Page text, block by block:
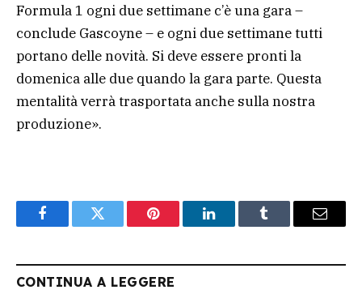
Formula 1 ogni due settimane c’è una gara –
conclude Gascoyne – e ogni due settimane tutti
portano delle novità. Si deve essere pronti la
domenica alle due quando la gara parte. Questa
mentalità verrà trasportata anche sulla nostra
produzione».
FacebookTwitter Pinterest LinkedInTumblr Email
CONTINUA A LEGGERE